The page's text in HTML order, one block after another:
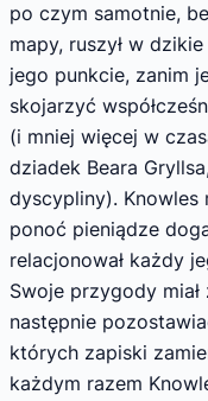
po czym samotnie,
mapy, ruszył w
jego punkcie, zanim
skojarzyć
(i mniej więcej w
dziadek Beara
dyscypliny). Knowles
ponoć pieniądze
relacjonował każdy
Swoje przygody
następ­nie
których zapiski
każdym razem